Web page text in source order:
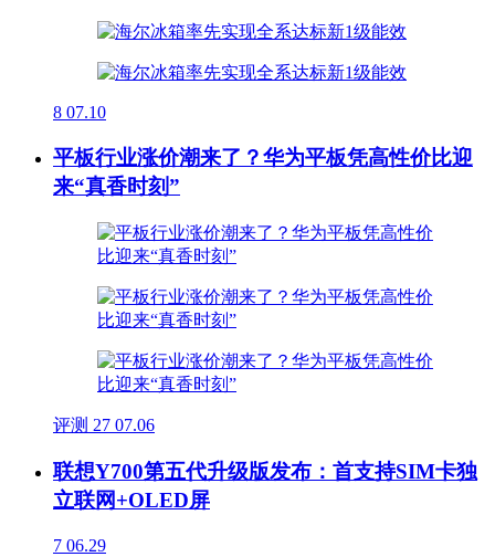
8 07.10
平板行业涨价潮来了？华为平板凭高性价比迎
来“真香时刻”
评测 27 07.06
联想Y700第五代升级版发布：首支持SIM卡独
立联网+OLED屏
7 06.29